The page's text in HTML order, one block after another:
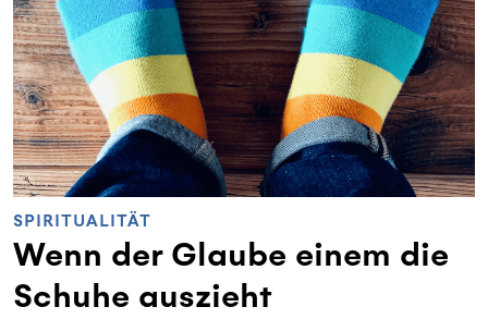
SPIRITUALITÄT
Wenn der Glaube einem die
Schuhe auszieht